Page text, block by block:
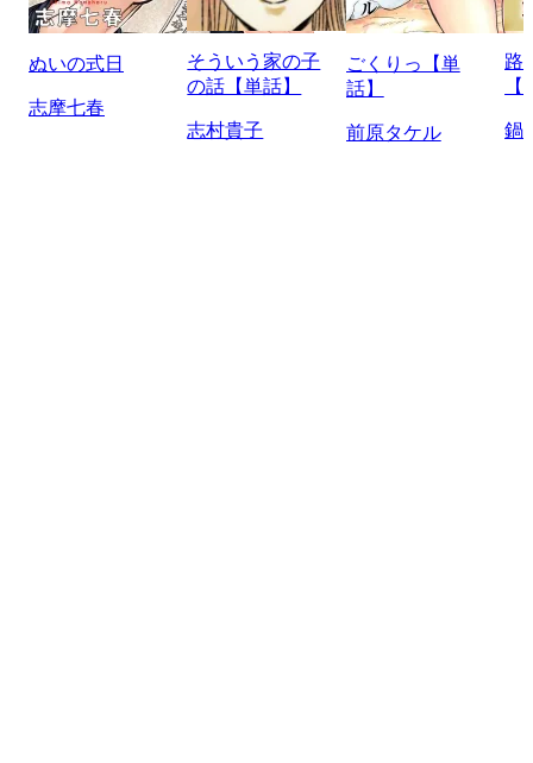
ぬいの式日
志摩七春
そういう家の子
の話【単話】
志村貴子
ごくりっ【単
話】
前原タケル
路
鍋